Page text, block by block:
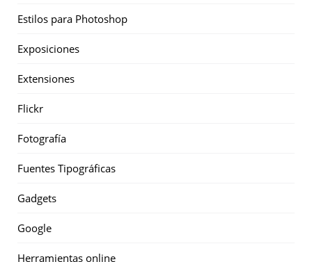
Estilos para Photoshop
Exposiciones
Extensiones
Flickr
Fotografía
Fuentes Tipográficas
Gadgets
Google
Herramientas online